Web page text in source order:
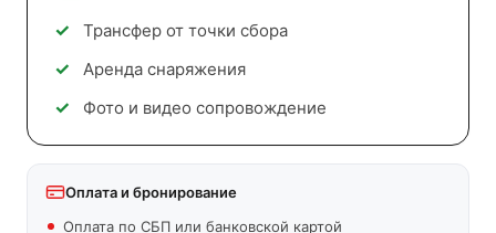
Трансфер от точки сбора
Аренда снаряжения
Фото и видео сопровождение
Оплата и бронирование
Оплата по СБП или банковской картой